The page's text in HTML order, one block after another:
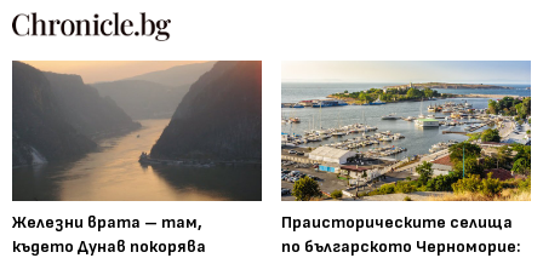
Железни врата – там,
където Дунав покорява
Праисторическите селища
по българското Черноморие: